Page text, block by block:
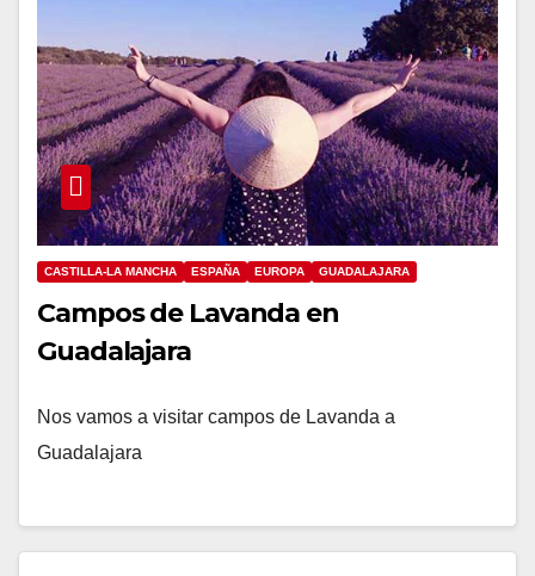
CASTILLA-LA MANCHA ESPAÑA EUROPA GUADALAJARA
Campos de Lavanda en
Guadalajara
Nos vamos a visitar campos de Lavanda a
Guadalajara